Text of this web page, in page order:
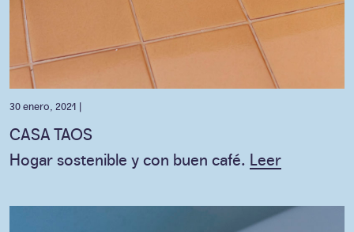
30 enero, 2021 |
CASA TAOS
Hogar sostenible y con buen café. Leer